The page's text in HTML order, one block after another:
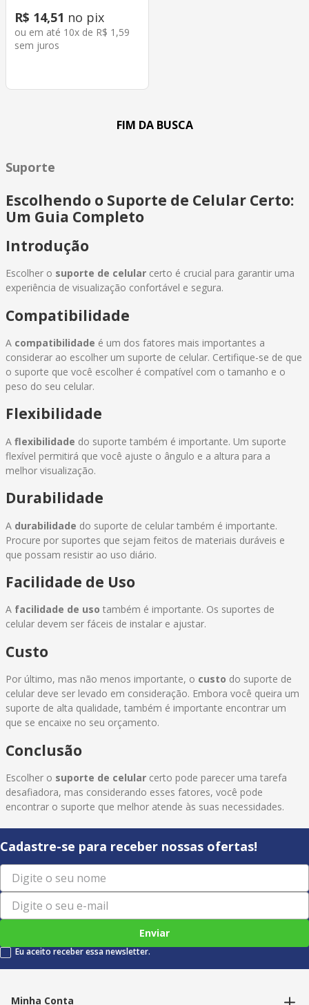
R$ 14,51 no pix
ou em até 10x de R$ 1 ,59
sem juros
Suporte
Escolhendo o Suporte de Celular Certo:
Um Guia Completo
Introdução
Escolher o suporte de celular certo é crucial para garantir uma
experiência de visualização confortável e segura.
Compatibilidade
A compatibilidade é um dos fatores mais importantes a
considerar ao escolher um suporte de celular. Certifique-se de que
o suporte que você escolher é compatível com o tamanho e o
peso do seu celular.
Flexibilidade
A flexibilidade do suporte também é importante. Um suporte
flexível permitirá que você ajuste o ângulo e a altura para a
melhor visualização.
Durabilidade
A durabilidade do suporte de celular também é importante.
Procure por suportes que sejam feitos de materiais duráveis e
que possam resistir ao uso diário.
Facilidade de Uso
A facilidade de uso também é importante. Os suportes de
celular devem ser fáceis de instalar e ajustar.
Custo
Por último, mas não menos importante, o custo do suporte de
celular deve ser levado em consideração. Embora você queira um
suporte de alta qualidade, também é importante encontrar um
que se encaixe no seu orçamento.
Conclusão
Escolher o suporte de celular certo pode parecer uma tarefa
desafiadora, mas considerando esses fatores, você pode
encontrar o suporte que melhor atende às suas necessidades.
Cadastre-se para receber nossas ofertas!
Enviar
Eu aceito receber essa newsletter.
Minha Conta